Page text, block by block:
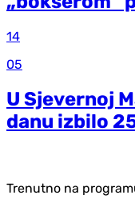
14
05
U Sjevernoj
danu izbilo
Trenutno na